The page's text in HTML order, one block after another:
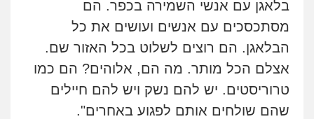
בלאגן עם אנשי השמירה בכפר. הם
מסתכסכים עם אנשים ועושים את כל
הבלאגן. הם רוצים לשלוט בכל האזור שם.
אצלם הכל מותר. מה הם, אלוהים? הם כמו
טרוריסטים. יש להם נשק ויש להם חיילים
שהם שולחים אותם לפגוע באחרים".